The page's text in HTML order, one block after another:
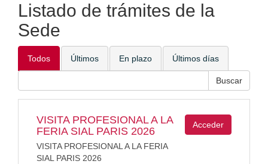
Listado de trámites de la
Sede
Todos Últimos En plazo Últimos días
VISITA PROFESIONAL A LA
FERIA SIAL PARIS 2026
VISITA PROFESIONAL A LA FERIA
SIAL PARIS 2026
Acceder